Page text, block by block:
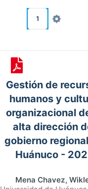
1
Gestión de
humanos y
organizacional
alta dirección
gobierno
Huánuco -
Mena Chavez,